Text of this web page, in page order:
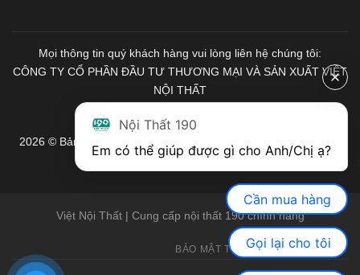
Mọi thông tin quý khách hàng vui lòng liên hệ chúng tôi:
CÔNG TY CỔ PHẦN ĐẦU TƯ THƯƠNG MẠI VÀ SẢN XUẤT VIỆT
NỘI THẤT
2026 © Bản quyền thuộc về Nội Thất 190. Mọi quyền được bảo
lưu.
Việt Nội Thất | Cung cấp nội thất 190 chính hãng
BẢO MẬT THÔNG TIN GIỚI THIỆU
Nội Thất 190
Cần mua hàng
Gọi lại cho tôi